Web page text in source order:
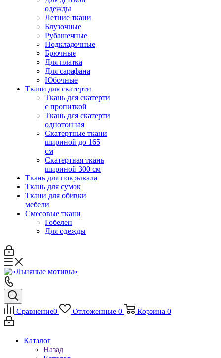
одежды
Летние ткани
Блузочные
Рубашечные
Подкладочные
Брючные
Для платка
Для сарафана
Юбочные
Ткани для скатерти
Ткань для скатерти
с пропиткой
Ткань для скатерти
однотонная
Скатертные ткани
шириной до 165
см
Скатертная ткань
шириной 300 см
Ткань для покрывала
Ткань для сумок
Ткани для обивки
мебели
Смесовые ткани
Гобелен
Для одежды
Сравнение0 Отложенные 0 Корзина 0
Каталог
Назад